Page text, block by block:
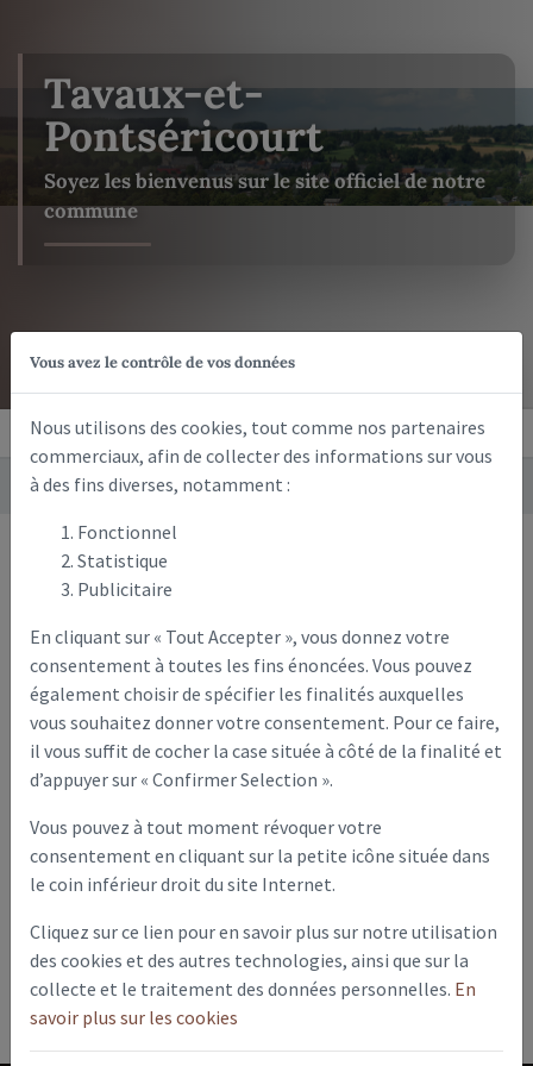
Vous avez le contrôle de vos données
Nous utilisons des cookies, tout comme nos partenaires
commerciaux, afin de collecter des informations sur vous
à des fins diverses, notamment :
Fonctionnel
Statistique
Publicitaire
En cliquant sur « Tout Accepter », vous donnez votre
consentement à toutes les fins énoncées. Vous pouvez
également choisir de spécifier les finalités auxquelles
vous souhaitez donner votre consentement. Pour ce faire,
il vous suffit de cocher la case située à côté de la finalité et
d’appuyer sur « Confirmer Selection ».
Vous pouvez à tout moment révoquer votre
consentement en cliquant sur la petite icône située dans
le coin inférieur droit du site Internet.
Cliquez sur ce lien pour en savoir plus sur notre utilisation
des cookies et des autres technologies, ainsi que sur la
collecte et le traitement des données personnelles. En
savoir plus sur les cookies
Tavaux-et-
Pontséricourt
Soyez les bienvenus sur le site officiel de notre
commune
Démarches Déclaration préalable de travaux
Déclaration préalable de
travaux
La déclaration préalable de travaux est, en France, une
procédure officielle obligatoire concernant les «
constructions, travaux, installations et aménagements non
soumis à permis de construire comprenant ou non des
démolitions »
Il s'agit en fait d'une forme simplifiée du permis de
construire et du permis d'aménager, applicable aux petits
projets.
Déclaration préalable Constructions, travaux,
installations et aménagements non soumis à permis